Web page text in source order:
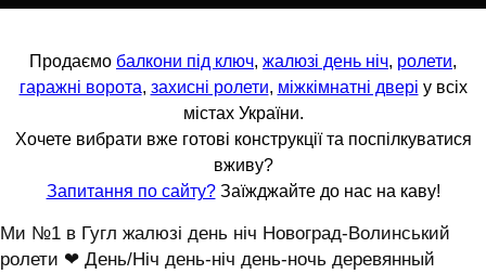
Продаємо балкони під ключ, жалюзі день ніч, ролети,
гаражні ворота, захисні ролети, міжкімнатні двері у всіх
містах України.
Хочете вибрати вже готові конструкції та поспілкуватися
вживу?
Запитання по сайту?Заїжджайте до нас на каву!
Ми №1 в Гугл жалюзі день ніч Новоград-Волинський
ролети ❤ День/Ніч день-ніч день-ночь деревянный